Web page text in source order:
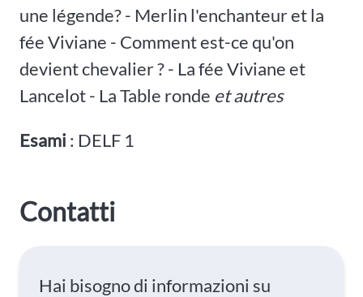
une légende? - Merlin l'enchanteur et la
fée Viviane - Comment est-ce qu'on
devient chevalier ? - La fée Viviane et
Lancelot - La Table ronde et autres
Esami : DELF 1
Contatti
Hai bisogno di informazioni su